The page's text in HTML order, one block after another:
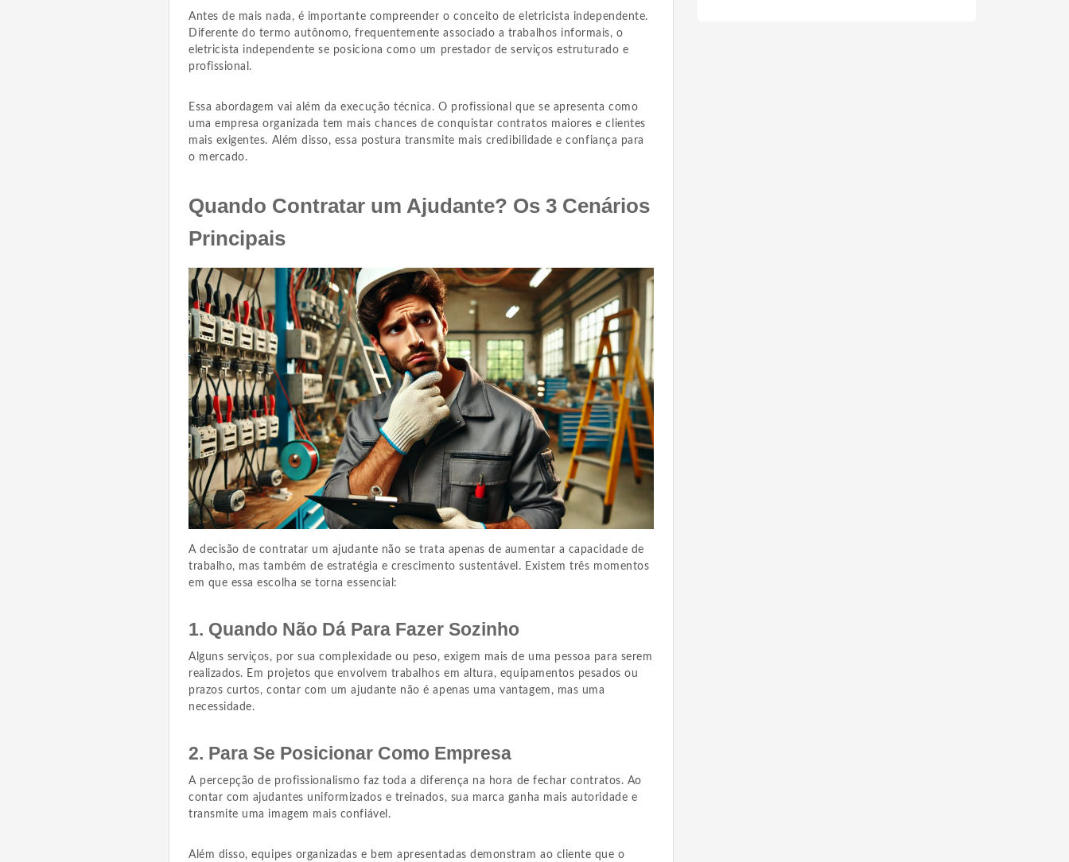
Antes de mais nada, é importante compreender o conceito de eletricista independente.
Diferente do termo autônomo, frequentemente associado a trabalhos informais, o
eletricista independente se posiciona como um prestador de serviços estruturado e
profissional.
Essa abordagem vai além da execução técnica. O profissional que se apresenta como
uma empresa organizada tem mais chances de conquistar contratos maiores e clientes
mais exigentes. Além disso, essa postura transmite mais credibilidade e confiança para
o mercado.
Quando Contratar um Ajudante? Os 3 Cenários
Principais
A decisão de contratar um ajudante não se trata apenas de aumentar a capacidade de
trabalho, mas também de estratégia e crescimento sustentável. Existem três momentos
em que essa escolha se torna essencial:
1. Quando Não Dá Para Fazer Sozinho
Alguns serviços, por sua complexidade ou peso, exigem mais de uma pessoa para serem
realizados. Em projetos que envolvem trabalhos em altura, equipamentos pesados ou
prazos curtos, contar com um ajudante não é apenas uma vantagem, mas uma
necessidade.
2. Para Se Posicionar Como Empresa
A percepção de profissionalismo faz toda a diferença na hora de fechar contratos. Ao
contar com ajudantes uniformizados e treinados, sua marca ganha mais autoridade e
transmite uma imagem mais confiável.
Além disso, equipes organizadas e bem apresentadas demonstram ao cliente que o